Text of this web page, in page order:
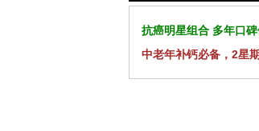
抗癌明星组合 多年口
中老年补钙必备，2星